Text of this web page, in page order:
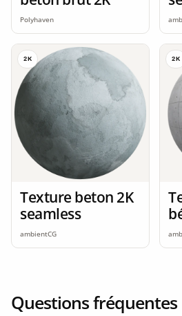
Polyhaven
2K
Texture beton 2K
seamless
ambientCG
2K
Questions fréquentes